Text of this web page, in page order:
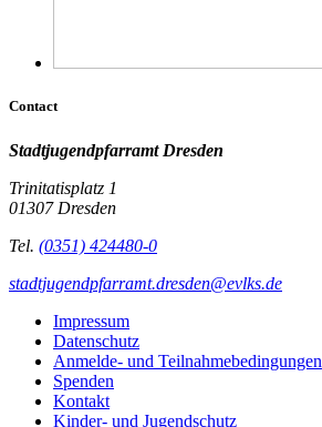
Contact
Stadtjugendpfarramt Dresden
Trinitatisplatz 1
01307 Dresden
Tel. (0351) 424480-0
stadtjugendpfarramt.dresden@evlks.de
Impressum
Datenschutz
Anmelde- und Teilnahmebedingungen
Spenden
Kontakt
Kinder- und Jugendschutz